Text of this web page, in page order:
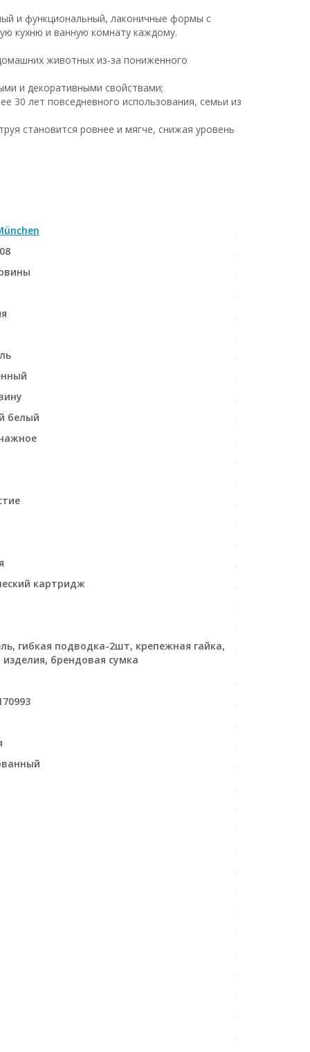
и функциональный, лаконичные формы с
кухню и ванную комнату каждому.
животных из-за пониженного
и декоративными свойствами;
30 лет повседневного использования, семьи из
становится ровнее и мягче, снижая уровень
белый
картридж
гибкая подводка-2шт, крепежная гайка,
изделия, брендовая сумка